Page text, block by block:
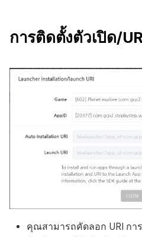
การติดตั้งตัวเปิด/
คุณสามารถคัดลอก URI กา